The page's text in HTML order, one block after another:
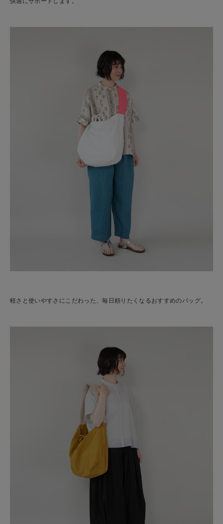
軽さと使いやすさにこだわった、毎日頼りたくなるおすすめのバッグ。